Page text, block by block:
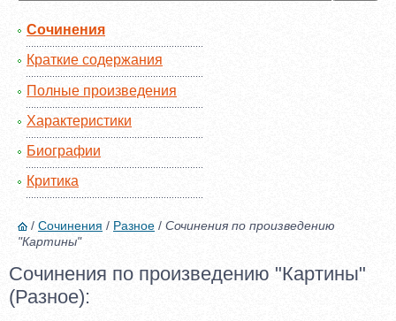
Сочинения
Краткие содержания
Полные произведения
Характеристики
Биографии
Критика
/ Сочинения / Разное / Сочинения по произведению
"Картины"
Сочинения по произведению "Картины"
(Разное):